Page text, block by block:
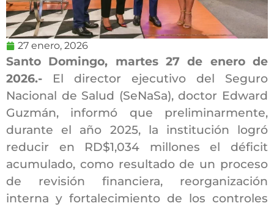
27 enero, 2026
Santo Domingo, martes 27 de enero de
2026.- El director ejecutivo del Seguro
Nacional de Salud (SeNaSa), doctor Edward
Guzmán, informó que preliminarmente,
durante el año 2025, la institución logró
reducir en RD$1,034 millones el déficit
acumulado, como resultado de un proceso
de revisión financiera, reorganización
interna y fortalecimiento de los controles